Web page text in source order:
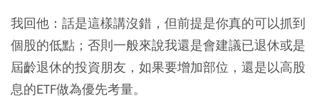
我回他： 話是這樣講沒錯，但前提是你真的可以抓到
個股的低點；否則一般來說我還是會建議已退休或是
屆齡退休的投資朋友，如果要增加部位，還是以高股
息的ETF做為優先考量。